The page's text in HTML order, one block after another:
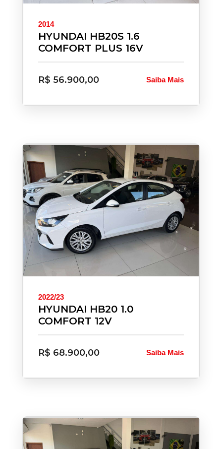
2014
HYUNDAI HB20S 1.6
COMFORT PLUS 16V
R$ 56.900,00 Saiba Mais
2022/23
HYUNDAI HB20 1.0
COMFORT 12V
R$ 68.900,00 Saiba Mais